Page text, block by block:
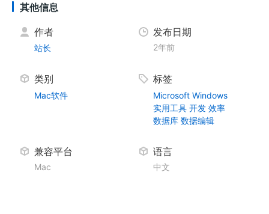
其他信息
作者
站长
发布日期
2年前
类别
Mac软件
标签
Microsoft Windows
实用工具 开发 效率
数据库 数据编辑
兼容平台
Mac
语言
中文